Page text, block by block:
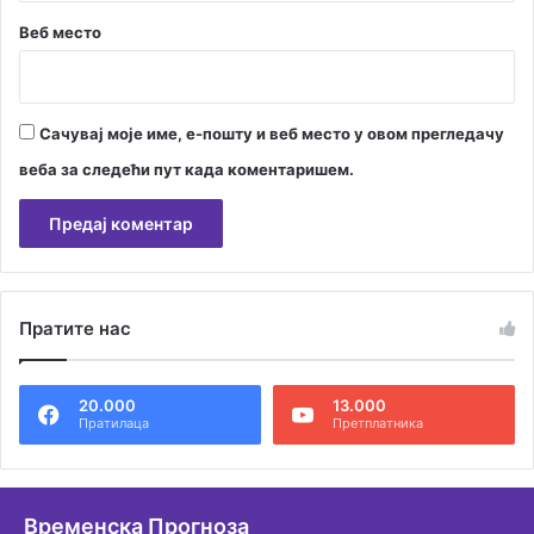
с
т
е
а
ј
м
Веб место
Сачувај моје име, е-пошту и веб место у овом прегледачу
веба за следећи пут када коментаришем.
т
н
т
Пратите нас
20.000
Пратилаца
13.000
Претплатника
Временска Прогноза